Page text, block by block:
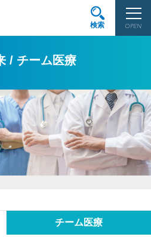
OPEN
検索
/ チーム医療
チーム医療